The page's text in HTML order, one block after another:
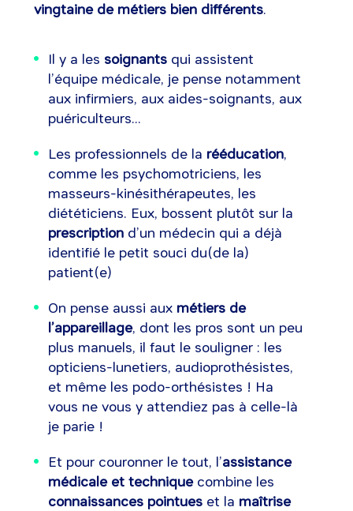
vingtaine de métiers bien différents.
Il y a les soignantsqui assistent
l’équipe médicale, je pense notamment
aux infirmiers, aux aides-soignants, aux
puériculteurs...
Les professionnels de la rééducation,
comme les psychomotriciens, les
masseurs-kinésithérapeutes, les
diététiciens. Eux, bossent plutôt sur la
prescriptiond’un médecin qui a déjà
identifié le petit souci du(de la)
patient(e)
On pense aussi auxmétiers de
l’appareillage, dont les pros sont un peu
plus manuels, il faut le souligner : les
opticiens-lunetiers, audioprothésistes,
et même les podo-orthésistes ! Ha
vous ne vous y attendiez pas à celle-là
je parie !
Et pour couronner le tout, l’assistance
médicale et techniquecombine les
connaissances pointueset la maîtrise